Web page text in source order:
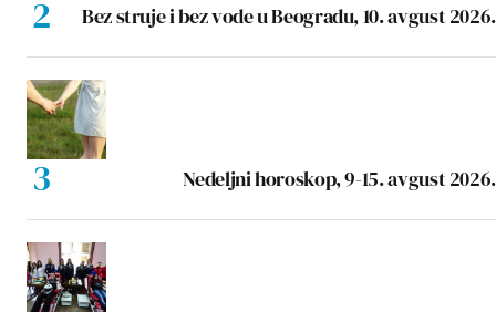
Bez struje i bez vode u Beogradu, 10. avgust 2026.
Nedeljni horoskop, 9-15. avgust 2026.